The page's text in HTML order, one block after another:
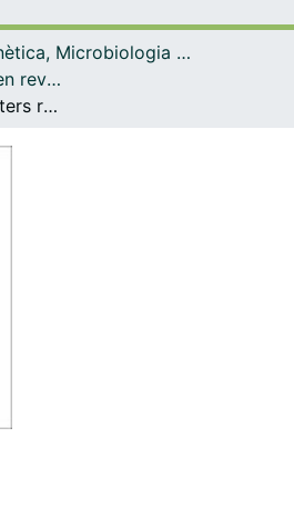
Navega per tot el DD
Genètica, Microbiologia i Estadística
Articles publicats en revistes (Genètica, Microbiologia i Estadística)
Microsyntenic clusters reveal conservation of lncRNAs in Chordates despite absence of sequence conservation